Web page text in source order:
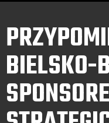
BIELSKO-